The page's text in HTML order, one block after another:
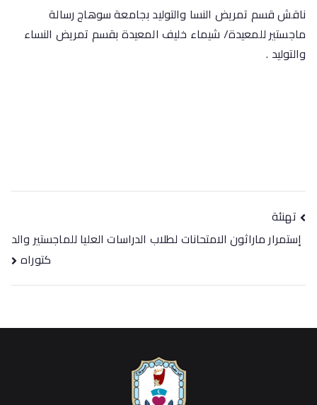
ناقش قسم تمريض النسا والتوليد بجامعة سوهاج رسالة
ماجستير للمعيدة/ شيماء خليف المعيدة بقسم تمريض النساء
والتوليد .
تهنئة
إستمرار ماراثون الامتحانات لطلاب الدراسات العليا للماجستير والد
كتوراه